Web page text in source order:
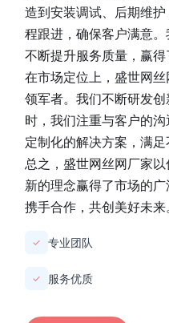
造到安装调试、后期维
程跟进，确保客户满意
不断提升服务质量，赢得
在市场定位上， 盛世网丝
领军者。我们不断研发
时，我们注重与客户的
定制化的解决方案，满足
总之， 盛世网丝网厂家以
新的理念赢得了市场的
携手合作，共创美好未来
✓ 专业团队
✓ 服务优质